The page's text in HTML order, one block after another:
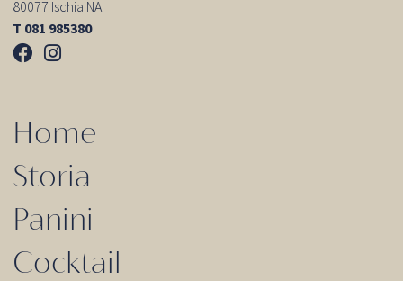
80077 Ischia NA
T 081 985380
Home
Storia
Panini
Cocktail